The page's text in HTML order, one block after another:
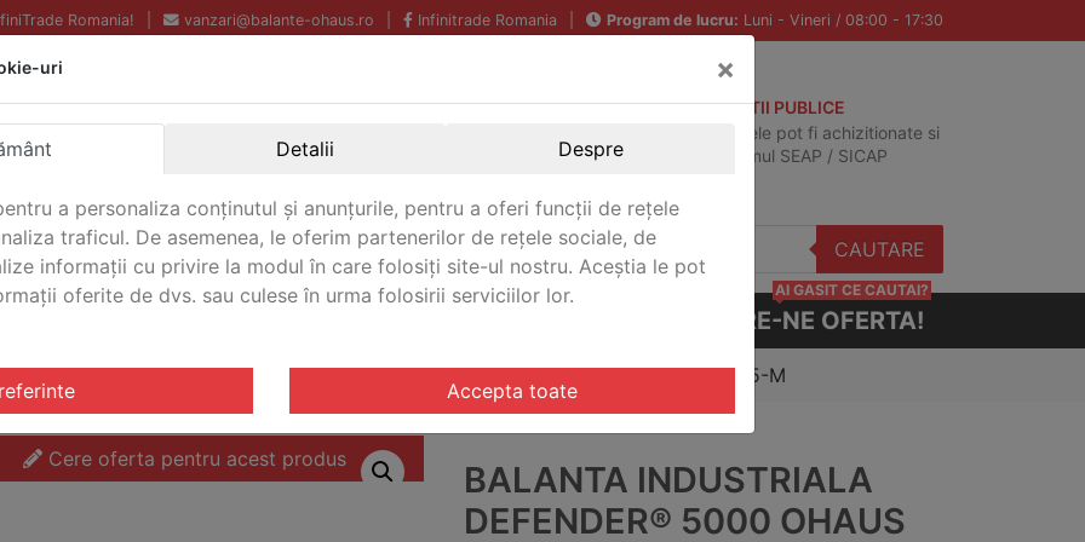
Romania! vanzari@balante-ohaus.ro Infinitrade Romania Program de lucru: Luni - Vineri / 08:00 - 17:30
Echipamente profesionale
pentru laborator.
Garantie Internationala.
ACHIZITII PUBLICE
Produsele pot fi achizitionate si
in sistemul SEAP / SICAP
CAUTARE
CERE-NE OFERTA!
AI GASIT CE CAUTAI?
Defender® 5000/ Balanta industriala Defender® 5000 Ohaus D52XW60RQDL5-M
Cere oferta pentru acest produs
BALANTA INDUSTRIALA
DEFENDER® 5000 OHAUS
uri ×
Detalii Despre
a personaliza conținutul și anunțurile, pentru a oferi funcții de rețele
traficul. De asemenea, le oferim partenerilor de rețele sociale, de
informații cu privire la modul în care folosiți site-ul nostru. Aceștia le pot
oferite de dvs. sau culese în urma folosirii serviciilor lor.
Accepta toate